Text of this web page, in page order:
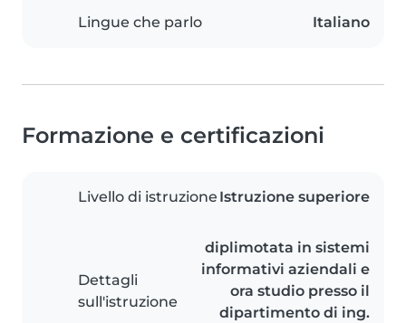
Lingue che parlo Italiano
Formazione e certificazioni
Livello di istruzione Istruzione superiore
Dettagli
sull'istruzione
diplimotata in sistemi
informativi aziendali e
ora studio presso il
dipartimento di ing.